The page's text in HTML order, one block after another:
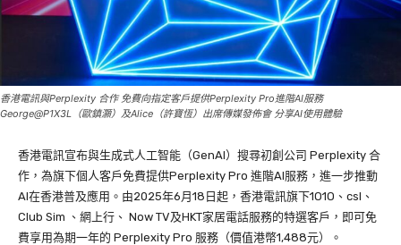
香港電訊與Perplexity 合作 免費向指定客戶提供Perplexity Pro進階AI服務
George@P1X3L（歐鎮灝）及Alice（許寶恆）出席傳媒發佈會 分享AI使用體驗
香港電訊宣布與生成式人工智能（GenAI）搜尋初創公司 Perplexity 合
作，為旗下個人客戶免費提供Perplexity Pro 進階AI服務，進一步推動
AI在香港普及應用。由2025年6月18日起，香港電訊旗下1O1O、csl、
Club Sim 、網上行、 Now TV及HKT家居電話服務的特選客戶，即可免
費享用為期一年的 Perplexity Pro 服務（價值港幣1,488元）。